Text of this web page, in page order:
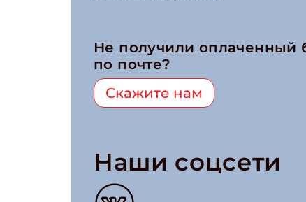
Не получили
по почте?
Скажите нам
Наши соцсети